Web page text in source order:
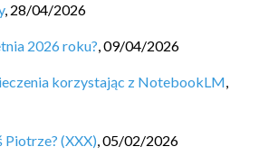
, 28/04/2026
2026 roku?,09/04/2026
korzystając z NotebookLM,
Piotrze? (XXX),05/02/2026